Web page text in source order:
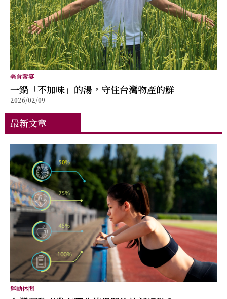
美食饗宴
⼀鍋「不加味」的湯，守住台灣物產的鮮
2026/02/09
最新文章
運動休閒